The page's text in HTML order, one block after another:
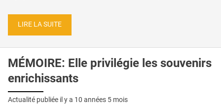
LIRE LA SUITE
MÉMOIRE: Elle privilégie les souvenirs
enrichissants
Actualité publiée il y a 10 années 5 mois